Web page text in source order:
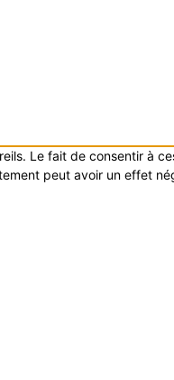
Le fait de consentir à
peut avoir un effet